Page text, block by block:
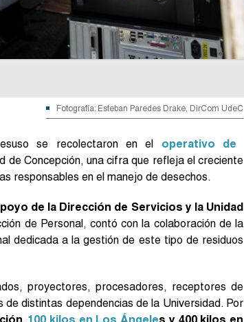
Fotografía: Esteban Paredes Drake, DirCom UdeC
se recolectaron en el operativo de
de Concepción, una cifra que refleja el creciente
responsables en el manejo de desechos.
de la Dirección de Servicios y la Unidad
de Personal, contó con la colaboración de la
dedicada a la gestión de este tipo de residuos
proyectores, procesadores, receptores de
distintas dependencias de la Universidad. Por